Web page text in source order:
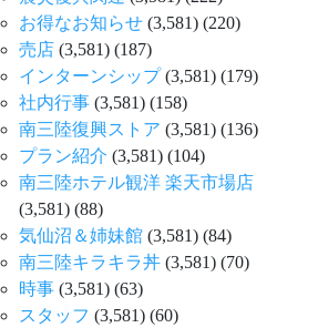
お得なお知らせ (3,581) (220)
売店 (3,581) (187)
インターンシップ(3,581) (179)
社内行事 (3,581) (158)
南三陸復興ストア (3,581) (136)
プラン紹介 (3,581) (104)
南三陸ホテル観洋 楽天市場店
(3,581) (88)
気仙沼＆姉妹館 (3,581) (84)
南三陸キラキラ丼 (3,581) (70)
時事 (3,581) (63)
スタッフ (3,581) (60)